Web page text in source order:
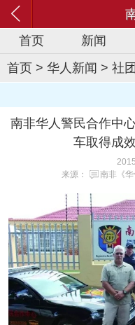
首页
新闻
首页 > 华人新闻 > 社
南非华人警民合作中
车取得成
来源：
南非《华